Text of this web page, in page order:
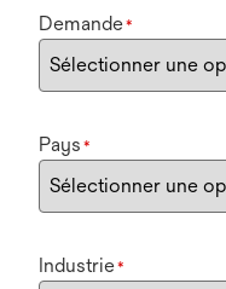
Demande*
Pays *
Industrie*